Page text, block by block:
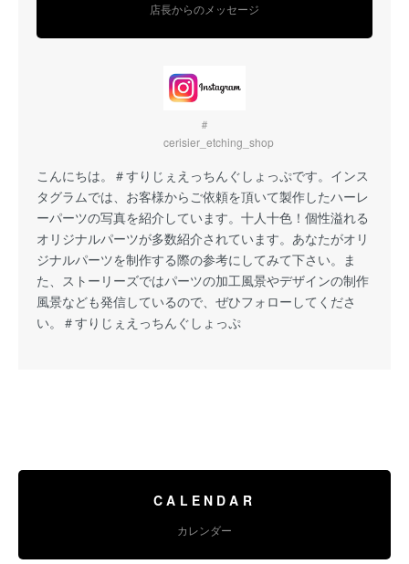
店長からのメッセージ
＃
cerisier_etching_shop
こんにちは。 ＃すりじぇえっちんぐしょっぷです。インス
タグラムでは、お客様からご依頼を頂いて製作したハーレ
ーパーツの写真を紹介しています。十人十色！個性溢れる
オリジナルパーツが多数紹介されています。あなたがオリ
ジナルパーツを制作する際の参考にしてみて下さい。ま
た、ストーリーズではパーツの加工風景やデザインの制作
風景なども発信しているので、ぜひフォローしてくださ
い。
＃すりじぇえっちんぐしょっぷ
CALENDAR
カレンダー